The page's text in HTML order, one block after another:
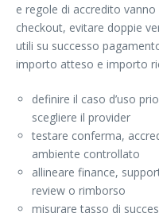
e regole di accredito
checkout, evitare doppie
utili su successo
importo atteso e importo
definire il caso d’uso
scegliere il provider
testare conferma,
ambiente controllato
allineare finance,
review o rimborso
misurare tasso di